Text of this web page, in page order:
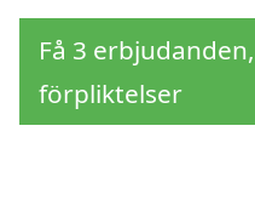
Få 3
förpliktelser